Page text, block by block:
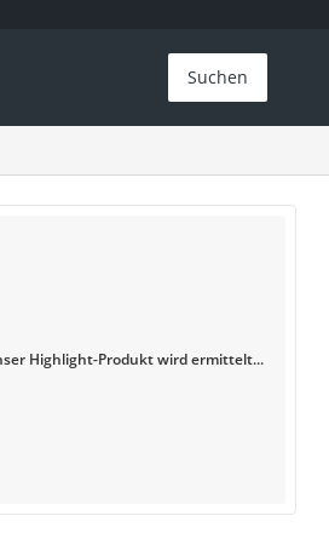
Suchen
Highlight-Produkt wird ermittelt...